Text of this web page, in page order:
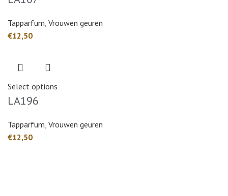
Tapparfum, Vrouwen geuren
€
Select options
LA196
Tapparfum, Vrouwen geuren
€